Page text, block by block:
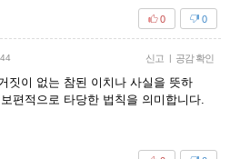
0
0
신고 | 공감 확인
짓이 없는 참된 이치나 사실을 뜻하
편적으로 타당한 법칙을 의미합니다.